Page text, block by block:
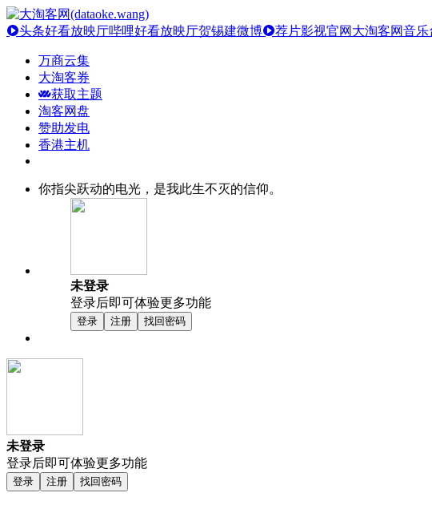
头条好看放映厅哔哩好看放映厅贺锡建微博 荐片影视官网 大淘客网音乐
万商云集
大淘客券
获取主题
淘客网盘
赞助发电
香港主机
你指尖跃动的电光，是我此生不灭的信仰。
未登录
登录后即可体验更多功能
登录 注册 找回密码
未登录
登录后即可体验更多功能
登录 注册 找回密码